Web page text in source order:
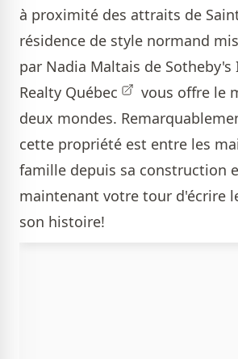
à proximité des attraits de
résidence de style normand
par Nadia Maltais de
Realty Québec
vous offre le
deux mondes.
cette propriété est entre les
famille depuis sa construction
maintenant votre tour d'écrire
son histoire!